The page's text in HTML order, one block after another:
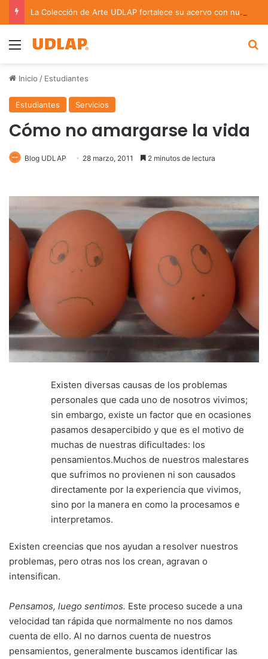
La Colección de Arte UDLAP fortalece su acervo con nuevas obras de artistas emergentes y consolidados
Menu
Inicio / Estudiantes
Estudiantes Servicios
Cómo no amargarse la vida
Blog UDLAP 28 marzo, 2011 2 minutos de lectura
Existen diversas causas de los problemas
personales que cada uno de nosotros vivimos;
sin embargo, existe un factor que en ocasiones
pasamos desapercibido y que es el motivo de
muchas de nuestras dificultades: los
pensamientos.Muchos de nuestros malestares
que sufrimos no provienen ni son causados
directamente por la experiencia que vivimos,
sino por la manera en como la procesamos e
interpretamos.
Existen creencias que nos ayudan a resolver nuestros
problemas, pero otras nos los crean, agravan o
intensifican.
Pensamos, luego sentimos. Este proceso sucede a una
velocidad tan rápida que normalmente no nos damos
cuenta de ello. Al no darnos cuenta de nuestros
pensamientos, generalmente buscamos identificar las